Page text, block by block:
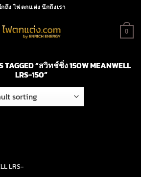
ถึง ไฟตกแต่ง นึกถึงเรา
0
TAGGED “สวิทช์ชิ่ง 150W MEANWELL
LRS-150”
LRS-